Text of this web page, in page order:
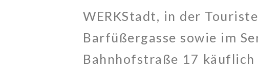
WERKStadt, in der
Barfüßergasse sowie im
Bahnhofstraße 17